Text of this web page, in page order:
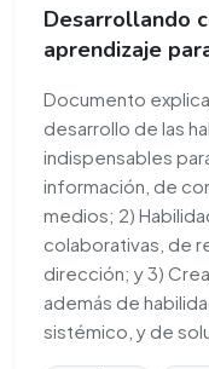
Desarrollando
aprendizaje
Documento
desarrollo de las
indispensables
información, de
medios; 2)
colaborativas, de
dirección; y 3)
además de
sistémico, y de